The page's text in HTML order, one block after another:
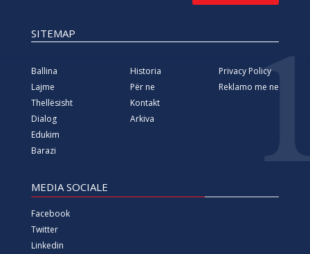
SITEMAP
Ballina
Lajme
Thellësisht
Dialog
Edukim
Barazi
Historia
Për ne
Kontakt
Arkiva
Privacy Policy
Reklamo me ne
MEDIA SOCIALE
Facebook
Twitter
Linkedin